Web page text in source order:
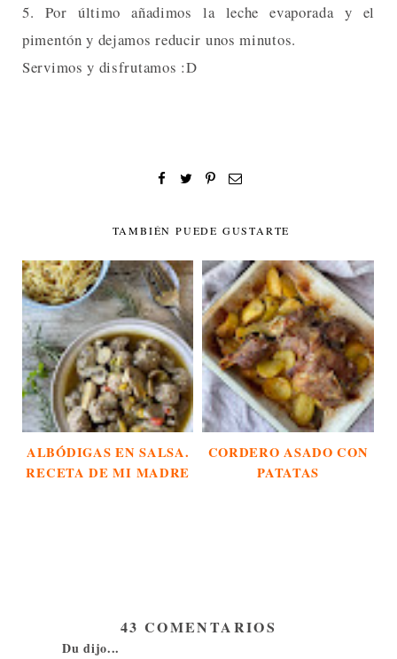
5. Por último añadimos la leche evaporada y el
pimentón y dejamos reducir unos minutos.
Servimos y disfrutamos :D
TAMBIÉN PUEDE GUSTARTE
ALBÓDIGAS EN SALSA.
RECETA DE MI MADRE
CORDERO ASADO CON
PATATAS
43 COMENTARIOS
Du dijo...